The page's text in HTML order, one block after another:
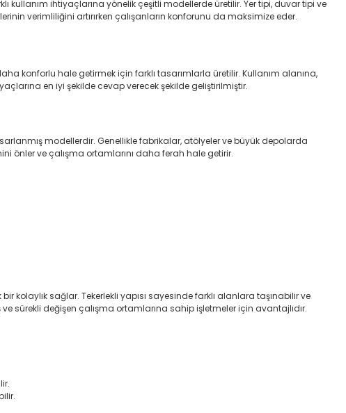
kullanım ihtiyaçlarına yönelik çeşitli modellerde üretilir. Yer tipi, duvar tipi ve
verimliliğini artırırken çalışanların konforunu da maksimize eder.
konforlu hale getirmek için farklı tasarımlarla üretilir. Kullanım alanına,
en iyi şekilde cevap verecek şekilde geliştirilmiştir.
modellerdir. Genellikle fabrikalar, atölyeler ve büyük depolarda
önler ve çalışma ortamlarını daha ferah hale getirir.
kolaylık sağlar. Tekerlekli yapısı sayesinde farklı alanlara taşınabilir ve
sürekli değişen çalışma ortamlarına sahip işletmeler için avantajlıdır.